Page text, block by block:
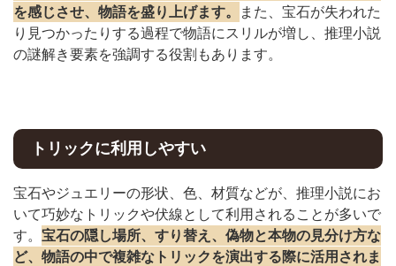
を感じさせ、物語を盛り上げます。
また、宝石が失われた
り見つかったりする過程で物語にスリルが増し、推理小説
の謎解き要素を強調する役割もあります。
トリックに利用しやすい
宝石やジュエリーの形状、色、材質などが、推理小説にお
いて巧妙なトリックや伏線として利用されることが多いで
す。 宝石の隠し場所、すり替え、偽物と本物の見分け方な
ど、物語の中で複雑なトリックを演出する際に活用されま